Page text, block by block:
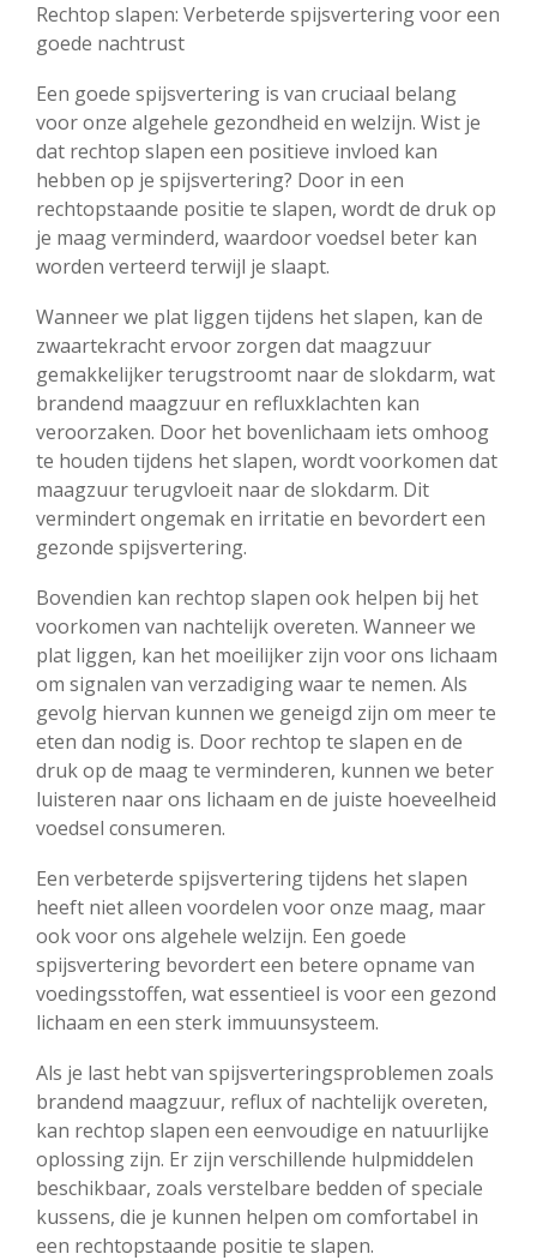
Rechtop slapen: Verbeterde spijsvertering voor een
goede nachtrust
Een goede spijsvertering is van cruciaal belang
voor onze algehele gezondheid en welzijn. Wist je
dat rechtop slapen een positieve invloed kan
hebben op je spijsvertering? Door in een
rechtopstaande positie te slapen, wordt de druk op
je maag verminderd, waardoor voedsel beter kan
worden verteerd terwijl je slaapt.
Wanneer we plat liggen tijdens het slapen, kan de
zwaartekracht ervoor zorgen dat maagzuur
gemakkelijker terugstroomt naar de slokdarm, wat
brandend maagzuur en refluxklachten kan
veroorzaken. Door het bovenlichaam iets omhoog
te houden tijdens het slapen, wordt voorkomen dat
maagzuur terugvloeit naar de slokdarm. Dit
vermindert ongemak en irritatie en bevordert een
gezonde spijsvertering.
Bovendien kan rechtop slapen ook helpen bij het
voorkomen van nachtelijk overeten. Wanneer we
plat liggen, kan het moeilijker zijn voor ons lichaam
om signalen van verzadiging waar te nemen. Als
gevolg hiervan kunnen we geneigd zijn om meer te
eten dan nodig is. Door rechtop te slapen en de
druk op de maag te verminderen, kunnen we beter
luisteren naar ons lichaam en de juiste hoeveelheid
voedsel consumeren.
Een verbeterde spijsvertering tijdens het slapen
heeft niet alleen voordelen voor onze maag, maar
ook voor ons algehele welzijn. Een goede
spijsvertering bevordert een betere opname van
voedingsstoffen, wat essentieel is voor een gezond
lichaam en een sterk immuunsysteem.
Als je last hebt van spijsverteringsproblemen zoals
brandend maagzuur, reflux of nachtelijk overeten,
kan rechtop slapen een eenvoudige en natuurlijke
oplossing zijn. Er zijn verschillende hulpmiddelen
beschikbaar, zoals verstelbare bedden of speciale
kussens, die je kunnen helpen om comfortabel in
een rechtopstaande positie te slapen.